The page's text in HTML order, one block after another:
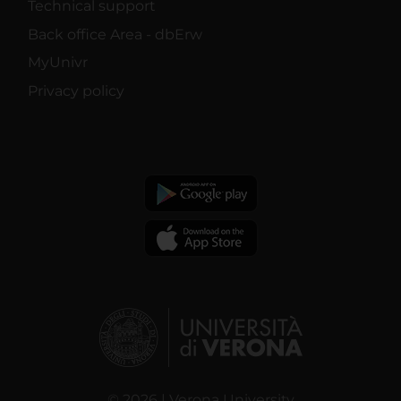
Technical support
Back office Area - dbErw
MyUnivr
Privacy policy